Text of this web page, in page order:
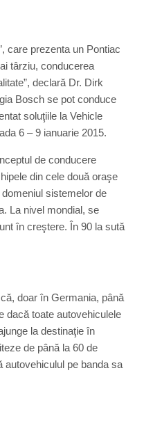
care prezenta un Pontiac
târziu, conducerea
declară Dr. Dirk
Bosch se pot conduce
soluţiile la Vehicle
6 – 9 ianuarie 2015.
de conducere
din cele două oraşe
sistemelor de
La nivel mondial, se
în creştere. În 90 la sută
doar în Germania, până
dacă toate autovehiculele
la destinaţie în
de până la 60 de
autovehiculul pe banda sa